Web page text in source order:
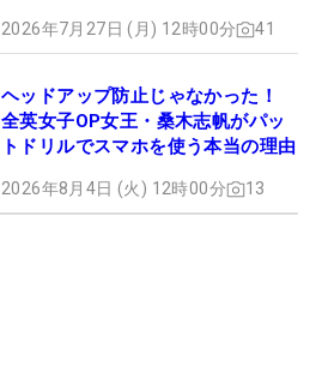
2026年7月27日 (月) 12時00分 41
ヘッドアップ防止じゃなかった！
全英女子OP女王・桑木志帆がパッ
トドリルでスマホを使う本当の理由
2026年8月4日 (火) 12時00分 13